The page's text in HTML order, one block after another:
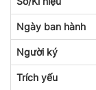
Ngày ban hành
Người ký
Trích yếu